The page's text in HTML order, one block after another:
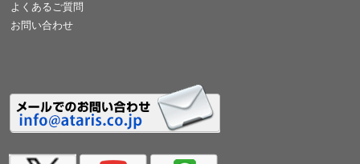
よくあるご質問
お問い合わせ